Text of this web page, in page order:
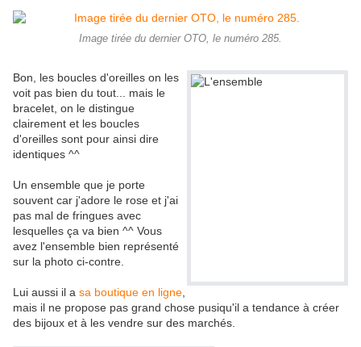
Image tirée du dernier OTO, le numéro 285.
Bon, les boucles d'oreilles on les
voit pas bien du tout... mais le
bracelet, on le distingue
clairement et les boucles
d'oreilles sont pour ainsi dire
identiques ^^
Un ensemble que je porte
souvent car j'adore le rose et j'ai
pas mal de fringues avec
lesquelles ça va bien ^^ Vous
avez l'ensemble bien représenté
sur la photo ci-contre.
Lui aussi il a sa boutique en ligne
mais il ne propose pas grand chose pusiqu'il a tendance à créer
des bijoux et à les vendre sur des marchés.